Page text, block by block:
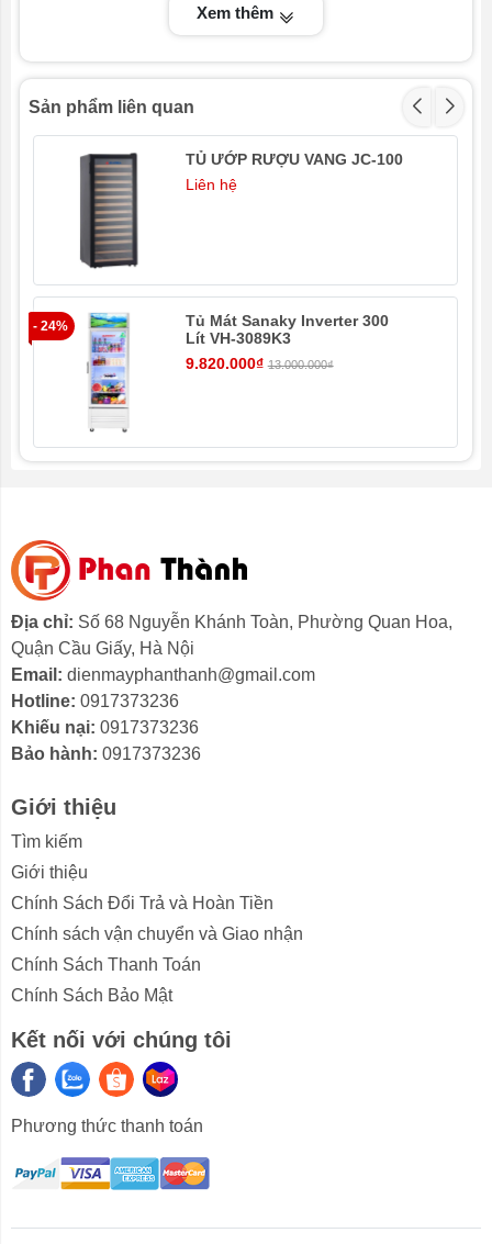
Phần lòng tủ được chế tác bằng nhựa ABS không tạo
ra mùi nhựa khó chịu, giúp cách điện và không thấm
nước, đặc biệt là an toàn với người sử dụng.
Cửa tủ mát bằng nhựa kết hợp lớp
bị đọng sương
trong tủ. Đồng thời, chất liệu kính Low-E có khả năng
phản xạ nhiệt tốt, giảm hấp thụ nhiệt vào bên trong, chịu
lực, chịu nhiệt tốt.
Là mẫu tủ mini nên dung tích tủ chỉ 52 lít với mức nhiệt
phòng khách sạn, để bàn, trữ nước
dáng tủ mini nhưng tủ cũng được phân theo từng tầng
giúp bạn có thể tiện lợi cho việc lưu trữ.
Công nghệ làm lạnh trực tiếp
Tủ mát Sanaky này sử dụng công nghệ làm lạnh trực
tiếp với chất liệu dàn lạnh bằng nhôm, cho khả
nănghoạt động bền bỉ và làm mát nhanh
Xem thêm
Sản phẩm liên quan
TỦ ƯỚP RƯỢU VANG JC-100
Liên hệ
- 24%
Tủ Mát Sanaky Inverter 300
Lít VH-3089K3
9.820.000₫ 13.000.000₫
Địa chỉ: Số 68 Nguyễn Khánh Toàn, Phường Quan Hoa,
Quận Cầu Giấy, Hà Nội
Email: dienmayphanthanh@gmail.com
Hotline: 0917373236
Khiếu nại: 0917373236
Bảo hành: 0917373236
Giới thiệu
Tìm kiếm
Giới thiệu
Chính Sách Đổi Trả và Hoàn Tiền
Chính sách vận chuyển và Giao nhận
Chính Sách Thanh Toán
Chính Sách Bảo Mật
Kết nối với chúng tôi
Phương thức thanh toán